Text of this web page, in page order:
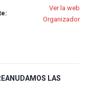
Ver la web
Organizador
LAS